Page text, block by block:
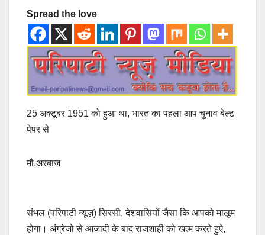
Spread the love
25 अक्टूबर 1951 को हुआ था, भारत का पहला आप चुनाव बेल्ट
पेपर से
मौ.अरबाज
संभल (परिपाटी न्यूज़) सिरसी, देशवासियों जैसा कि आपको मालूम
होगा। अंग्रेजो से आजादी के बाद राजशाही को खत्म करते हुऐ,